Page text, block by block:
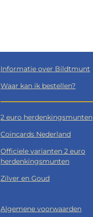
Informatie over Bildtmunt
Waar kan ik bestellen?
2 euro herdenkingsmunten
Coincards Nederland
Officiele varianten 2 euro
herdenkingsmunten
Zilver en Goud
Algemene voorwaarden